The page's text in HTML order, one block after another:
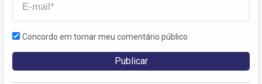
Concordo em tornar meu comentário público